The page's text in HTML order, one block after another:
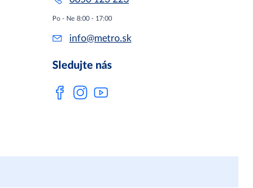
Po - Ne 8:00 - 17:00
info@metro.sk
Sledujte nás